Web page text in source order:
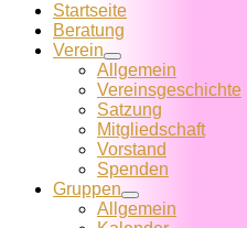
Startseite
Beratung
Verein
Allgemein
Vereins­geschichte
Satzung
Mitglied­schaft
Vorstand
Spenden
Gruppen
Allgemein